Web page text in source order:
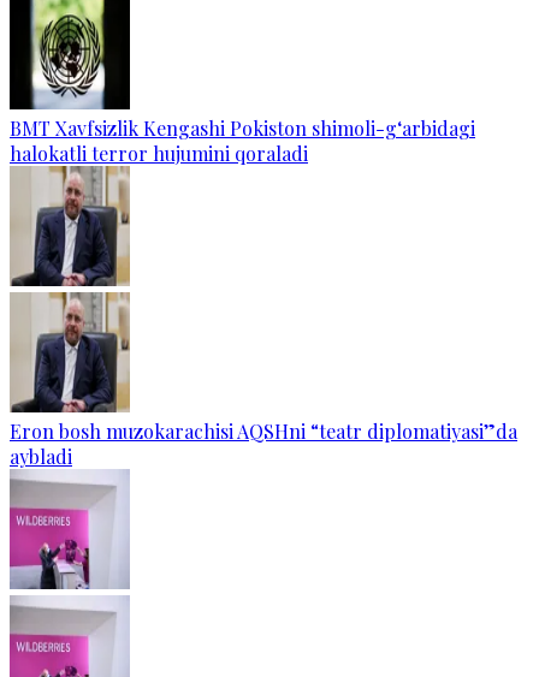
BMT Xavfsizlik Kengashi Pokiston shimoli-g‘arbidagi
halokatli terror hujumini qoraladi
Eron bosh muzokarachisi AQSHni “teatr diplomatiyasi”da
aybladi